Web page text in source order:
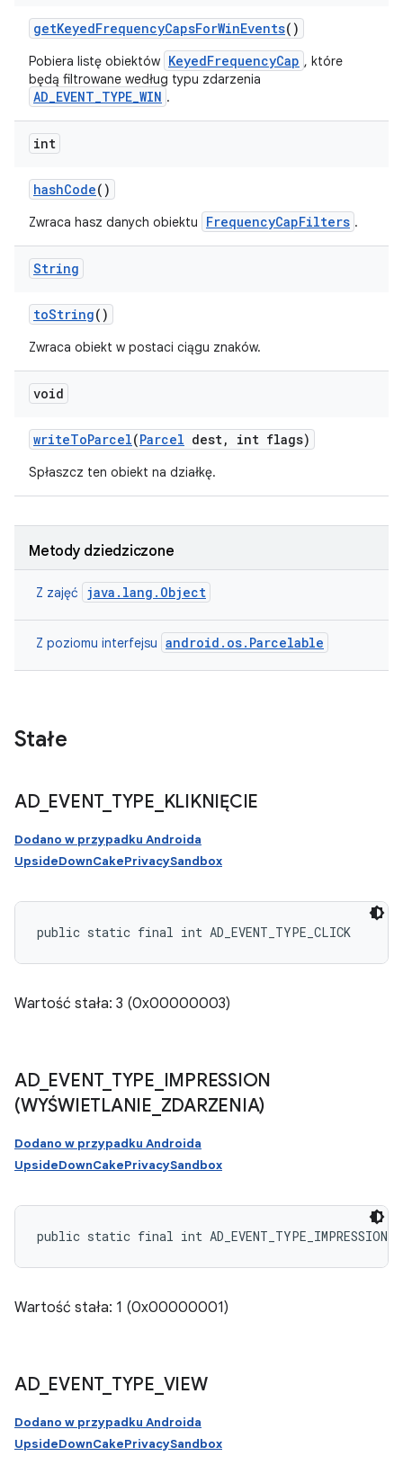
getKeyedFrequencyCapsForWinEvents()
Pobiera listę obiektów KeyedFrequencyCap , które
będą filtrowane według typu zdarzenia
AD_EVENT_TYPE_WIN .
int
hashCode()
Zwraca hasz danych obiektu FrequencyCapFilters .
String
toString()
Zwraca obiekt w postaci ciągu znaków.
void
writeToParcel(Parcel dest, int flags)
Spłaszcz ten obiekt na działkę.
Metody dziedziczone
Z zajęć java.lang.Object
Z poziomu interfejsu android.os.Parcelable
Stałe
AD_ EVENT_ TYPE KLIKNIĘCIE
Dodano w przypadku Androida
UpsideDownCakePrivacySandbox
public static final int AD_EVENT_TYPE_CLICK
Wartość stała: 3 (0x00000003)
AD_ EVENT_ TYPE IMPRESSION
(WYŚWIETLANIE ZDARZENIA)
Dodano w przypadku Androida
UpsideDownCakePrivacySandbox
public static final int AD_EVENT_TYPE_IMPRESSION
Wartość stała: 1 (0x00000001)
AD_ EVENT_ TYPE VIEW
Dodano w przypadku Androida
UpsideDownCakePrivacySandbox